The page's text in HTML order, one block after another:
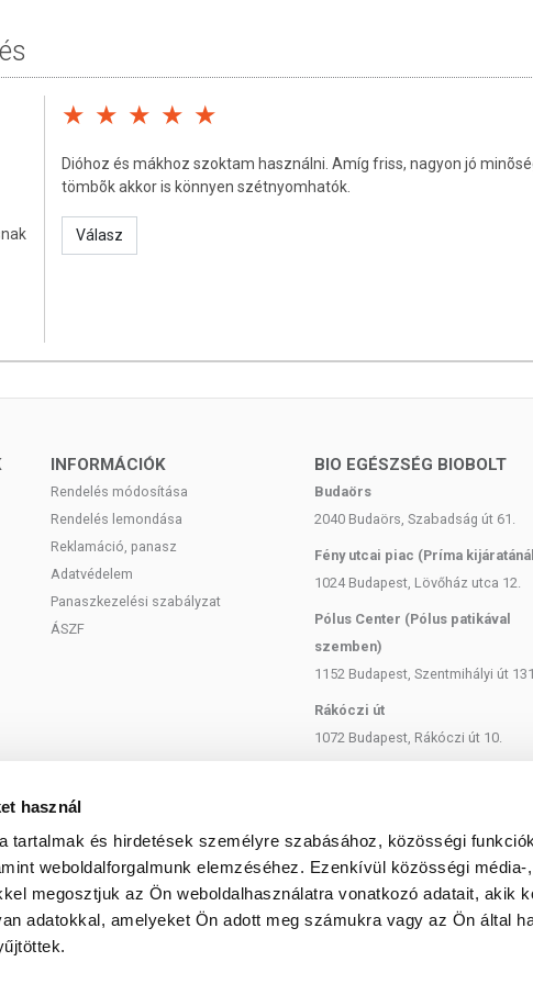
használ
tartalmak és hirdetések személyre szabásához, közösségi funkciók
weboldalforgalmunk elemzéséhez. Ezenkívül közösségi média-
megosztjuk az Ön weboldalhasználatra vonatkozó adatait, akik
adatokkal, amelyeket Ön adott meg számukra vagy az Ön által
Dióhoz és mákhoz szoktam használni. Amíg friss, nagyon jó
tömbõk akkor is könnyen szétnyomhatók.
Válasz
INFORMÁCIÓK
Rendelés módosítása
Rendelés lemondása
Reklamáció, panasz
Adatvédelem
Panaszkezelési szabályzat
ÁSZF
BIO EGÉSZSÉG BIOBOLT
Budaörs
2040 Budaörs, Szabadság út 61.
Fény utcai piac (Príma
1024 Budapest, Lövőház utca 12.
Pólus Center (Pólus patikával
szemben)
1152 Budapest, Szentmihályi út
Rákóczi út
1072 Budapest, Rákóczi út 10.
Bartók Béla
1114 Budapest, Bartók Béla út 71.